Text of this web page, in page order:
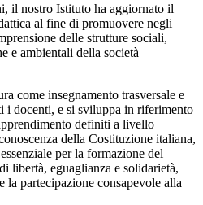
il nostro Istituto ha aggiornato il
al fine di promuovere negli
delle strutture sociali,
e ambientali della società
come insegnamento trasversale e
i docenti, e si sviluppa in riferimento
definiti a livello
della Costituzione italiana,
per la formazione del
libertà, eguaglianza e solidarietà,
la partecipazione consapevole alla